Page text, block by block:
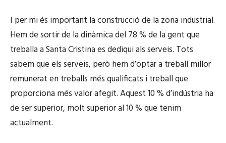
I per mi és important la construcció de la zona industrial.
Hem de sortir de la dinàmica del 78 % de la gent que
treballa a Santa Cristina es dediqui als serveis. Tots
sabem que els serveis, però hem d’optar a treball millor
remunerat en treballs més qualificats i treball que
proporciona més valor afegit. Aquest 10 % d’indústria ha
de ser superior, molt superior al 10 % que tenim
actualment.